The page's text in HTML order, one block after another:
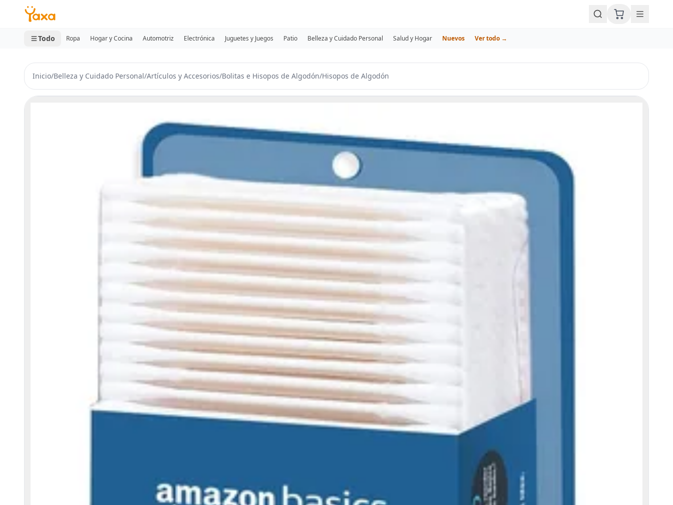
MINI CARRITO
0 productos
Todo Ropa Hogar y Cocina Automotriz Electrónica Juguetes y Juegos Patio Belleza y Cuidado Personal Salud y Hogar Nuevos Ver todo →
Inicio/Belleza y Cuidado Personal/Artículos y Accesorios/Bolitas e Hisopos de Algodón/Hisopos de Algodón